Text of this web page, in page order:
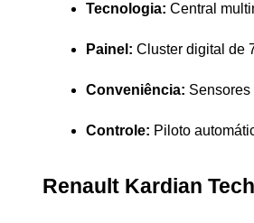
Tecnologia: Central
Painel: Cluster digital de
Conveniência: Sensores
Controle: Piloto
Renault Kardian